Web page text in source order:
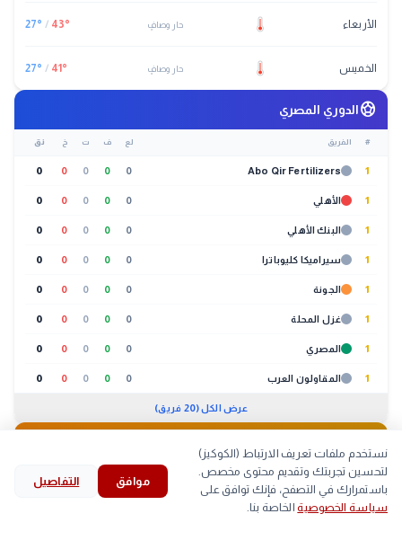
الأربعاء حار وصافٍ 43°
/
27°
الخميس حار وصافٍ 41°
/
27°
sports_soccerالدوري المصري
# الفريق لع ف ت خ نق
1
Abo Qir Fertilizers
0
0
0
0
0
1 الأهلي 0
0
0
0
0
1 البنك الأهلي 0
0
0
0
0
1 سيراميكا كليوباترا 0
0
0
0
0
1 الجونة 0
0
0
0
0
1 غزل المحلة 0
0
0
0
0
1 المصري 0
0
0
0
0
1 المقاولون العرب 0
0
0
0
0
عرض الكل (20 فريق)
🐔
لحوم بيض كتاكيت بط
الصنف
home
الرئيسية
explore
استكشف
history
bookmark
search
نستخدم ملفات تعريف الارتباط (الكوكيز)
لتحسين تجربتك وتقديم محتوى مخصص.
باستمرارك في التصفح، فإنك توافق على
سياسة الخصوصية الخاصة بنا.
موافق التفاصيل